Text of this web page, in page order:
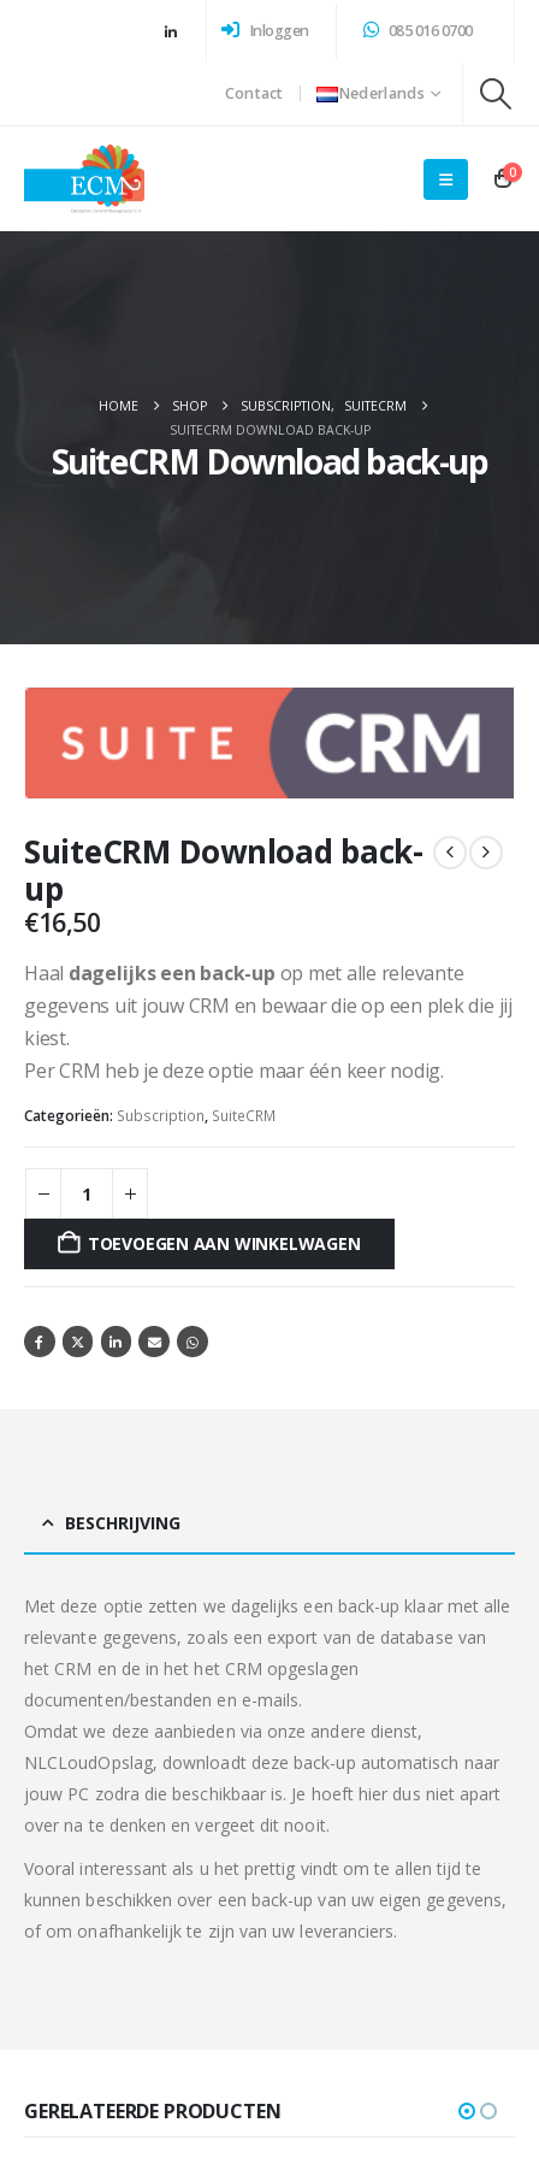
Inloggen 085 016 0700
Contact Nederlands
0
HOME SHOP SUBSCRIPTION,
SUITECRM
SUITECRM DOWNLOAD BACK-UP
SuiteCRM Download back-up
SuiteCRM Download back-
up
€16,50
Haal dagelijks een back-up op met alle relevante
gegevens uit jouw CRM en bewaar die op een plek die jij
kiest.
Per CRM heb je deze optie maar één keer nodig.
Categorieën: Subscription, SuiteCRM
TOEVOEGEN AAN WINKELWAGEN
BESCHRIJVING
Met deze optie zetten we dagelijks een back-up klaar met alle
relevante gegevens, zoals een export van de database van
het CRM en de in het het CRM opgeslagen
documenten/bestanden en e-mails.
Omdat we deze aanbieden via onze andere dienst,
NLCLoudOpslag, downloadt deze back-up automatisch naar
jouw PC zodra die beschikbaar is. Je hoeft hier dus niet apart
over na te denken en vergeet dit nooit.
Vooral interessant als u het prettig vindt om te allen tijd te
kunnen beschikken over een back-up van uw eigen gegevens,
of om onafhankelijk te zijn van uw leveranciers.
GERELATEERDE PRODUCTEN